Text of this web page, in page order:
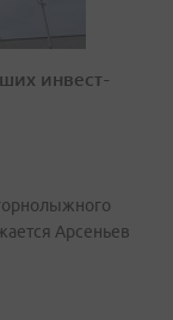
инвест-
Арсеньев